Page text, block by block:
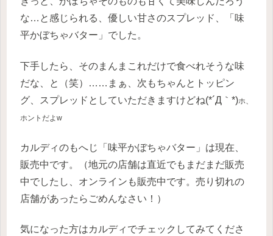
な…と感じられる、優しい甘さのスプレッド、「味
平かぼちゃバター」でした。
下手したら、そのまんまこれだけで食べれそうな味
だな、と（笑）……まぁ、次もちゃんとトッピン
グ、スプレッドとしていただきますけどね(*´Д｀*)ホ、
ホントだよw
カルディのもへじ「味平かぼちゃバター」は現在、
販売中です。（地元の店舗は直近でもまだまだ販売
中でしたし、オンラインも販売中です。売り切れの
店舗があったらごめんなさい！）
気になった方はカルディでチェックしてみてくださ